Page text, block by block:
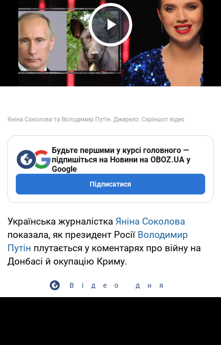
Play Video
Будьте першими у курсі головного —
підпишіться на Новини на OBOZ.UA у
Google
Підписатися
Українська журналістка Яніна Соколова
показала, як президент Росії Володимир
Путін плутається у коментарях про війну на
Донбасі й окупацію Криму.
Відео дня